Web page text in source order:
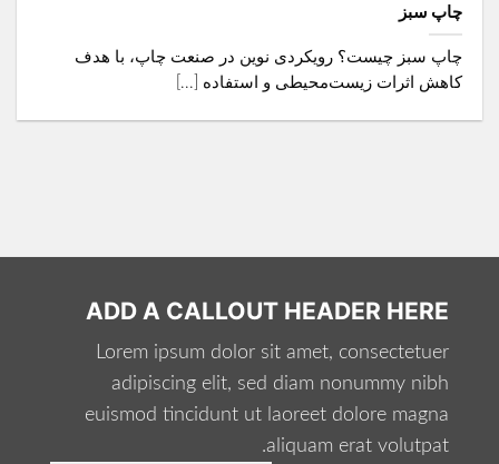
چاپ سبز
چاپ سبز چیست؟ رویکردی نوین در صنعت چاپ، با هدف
کاهش اثرات زیست‌محیطی و استفاده [...]
ADD A CALLOUT HEADER HERE
Lorem ipsum dolor sit amet, consectetuer
adipiscing elit, sed diam nonummy nibh
euismod tincidunt ut laoreet dolore magna
aliquam erat volutpat.